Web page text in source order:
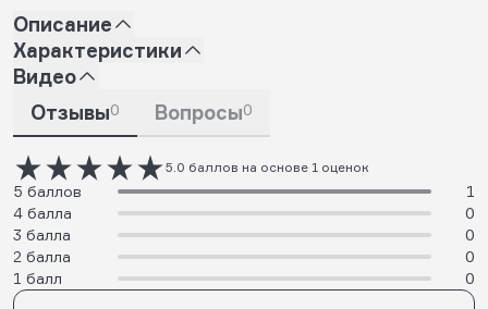
Описание
Характеристики
Видео
Отзывы0 Вопросы0
5.0 баллов на основе 1 оценок
5 баллов
1
4 балла
0
3 балла
0
2 балла
0
1 балл
0